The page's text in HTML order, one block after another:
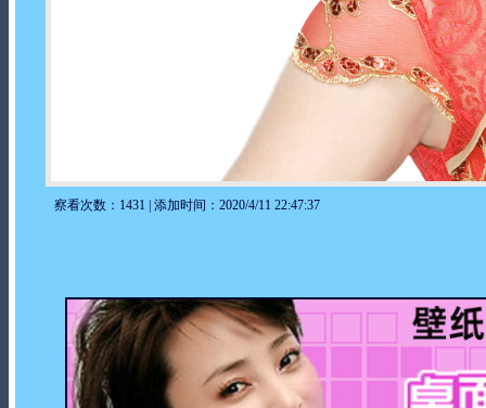
察看次数：1431 | 添加时间：2020/4/11 22:47:37